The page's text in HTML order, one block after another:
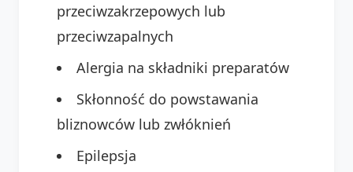
przeciwzakrzepowych lub
przeciwzapalnych
Alergia na składniki preparatów
Skłonność do powstawania
bliznowców lub zwłóknień
Epilepsja